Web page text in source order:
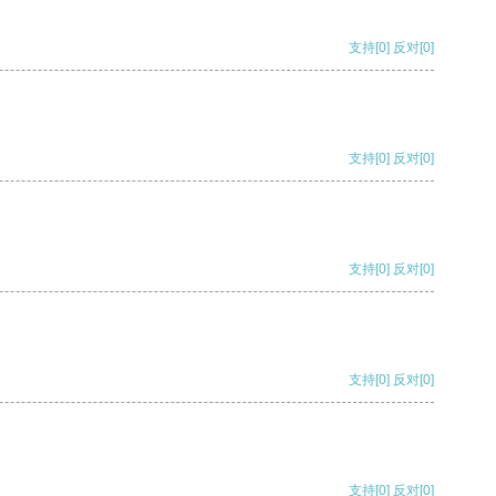
支持[0] 反对[0]
支持[0] 反对[0]
支持[0] 反对[0]
支持[0] 反对[0]
支持[0] 反对[0]